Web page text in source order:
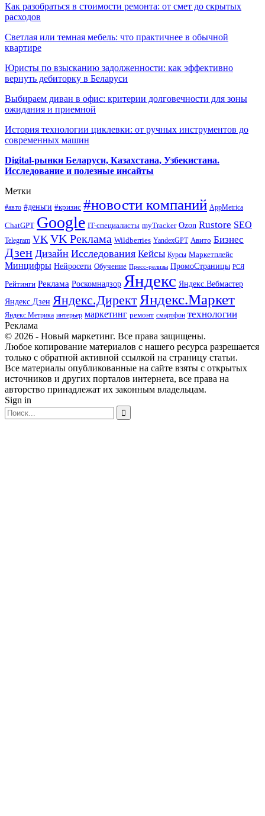
Как разобраться в стоимости ремонта: от смет до скрытых
расходов
Светлая или темная мебель: что практичнее в обычной
квартире
Юристы по взысканию задолженности: как эффективно
вернуть дебиторку в Беларуси
Выбираем диван в офис: критерии долговечности для зоны
ожидания и приемной
История технологии циклевки: от ручных инструментов до
современных машин
Digital-рынки Беларуси, Казахстана, Узбекистана.
Исследование и полезные инсайты
Метки
#авто #деньги #кризис #новости компаний AppMetrica
ChatGPT Google IT-специалисты myTracker Ozon Rustore SEO
Telegram VK VK Реклама Wildberries YandexGPT Авито Бизнес
Дзен Дизайн Исследования Кейсы Курсы Маркетплейс
Минцифры Нейросети Обучение Пресс-релизы ПромоСтраницы РСЯ
Рейтинги Реклама Роскомнадзор Яндекс Яндекс.Вебмастер
Яндекс.Дзен Яндекс.ДиректЯндекс.Маркет
Яндекс.Метрика интерьер маркетинг ремонт смартфон технологии
Реклама
© 2026 - Новый маркетинг. Все права защищены.
Любое копирование материалов с нашего ресурса разрешается
только с обратной активной ссылкой на страницу статьи.
Все материалы опубликованные на сайте взяты с открытых
источников и других порталов интернета, все права на
авторство принадлежат их законным владельцам.
Sign in